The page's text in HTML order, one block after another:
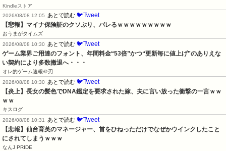
Kindleストア
2026/08/08 12:05
あとで読む 🐦Tweet
【悲報】マイナ保険証のクソぶり、バレるｗｗｗｗｗｗｗｗｗ
おうまがタイムズ
2026/08/08 10:30
あとで読む 🐦Tweet
ゲーム業界ご用達のフォント、年間料金“53倍”かつ“更新毎に値上げ”のありえな
い契約により多数撤退へ・・・
オレ的ゲーム速報＠刃
2026/08/08 10:30
あとで読む 🐦Tweet
【炎上】長女の髪色でDNA鑑定を要求された嫁、夫に言い放った衝撃の一言ｗｗ
ｗｗ
キスログ
2026/08/08 10:31
あとで読む 🐦Tweet
【悲報】仙台育英のマネージャー、首をひねっただけでなぜかウインクしたこと
にされてしまうｗｗｗ
なんJ PRIDE